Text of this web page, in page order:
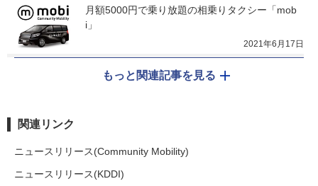
月額5000円で乗り放題の相乗りタクシー「mob
i」
2021年6月17日
もっと関連記事を見る
関連リンク
ニュースリリース(Community Mobility)
ニュースリリース(KDDI)